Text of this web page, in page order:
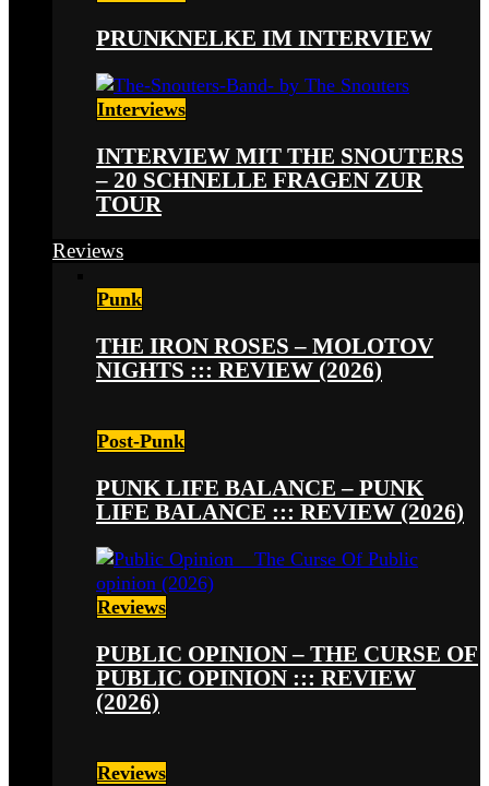
PRUNKNELKE IM INTERVIEW
Interviews
INTERVIEW MIT THE SNOUTERS
– 20 SCHNELLE FRAGEN ZUR
TOUR
Reviews
Punk
THE IRON ROSES – MOLOTOV
NIGHTS ::: REVIEW (2026)
Post-Punk
PUNK LIFE BALANCE – PUNK
LIFE BALANCE ::: REVIEW (2026)
Reviews
PUBLIC OPINION – THE CURSE OF
PUBLIC OPINION ::: REVIEW
(2026)
Reviews